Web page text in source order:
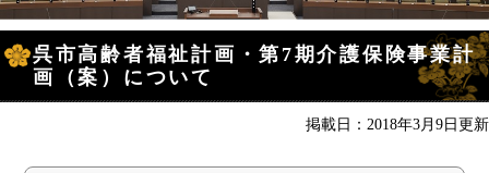
文
呉市高齢者福祉計画・第7期介護保険事業計
画（案）について
掲載日：2018年3月9日更新